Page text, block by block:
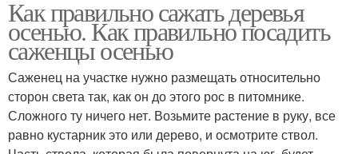
Как правильно сажать деревья
осенью. Как правильно посадить
саженцы осенью
Саженец на участке нужно размещать относительно
сторон света так, как он до этого рос в питомнике.
Сложного ту ничего нет. Возьмите растение в руку, все
равно кустарник это или дерево, и осмотрите ствол.